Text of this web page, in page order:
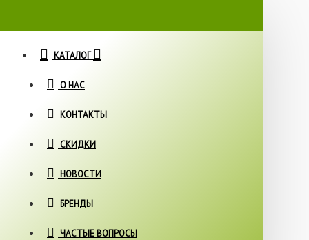
КАТАЛОГ
О НАС
КОНТАКТЫ
СКИДКИ
НОВОСТИ
БРЕНДЫ
ЧАСТЫЕ ВОПРОСЫ